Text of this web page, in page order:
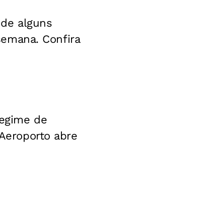
alguns
Confira
de
abre